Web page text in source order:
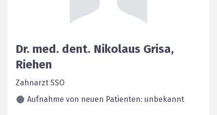
Dr. med. dent. Nikolaus Grisa,
Riehen
Zahnarzt SSO
Aufnahme von neuen Patienten: unbekannt